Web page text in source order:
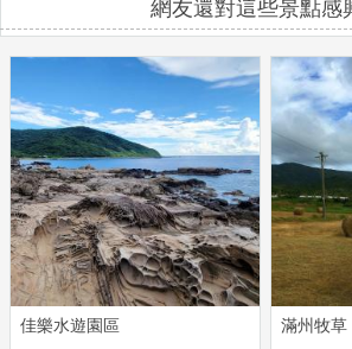
網友還對這些景點感
佳樂水遊園區 滿州牧草